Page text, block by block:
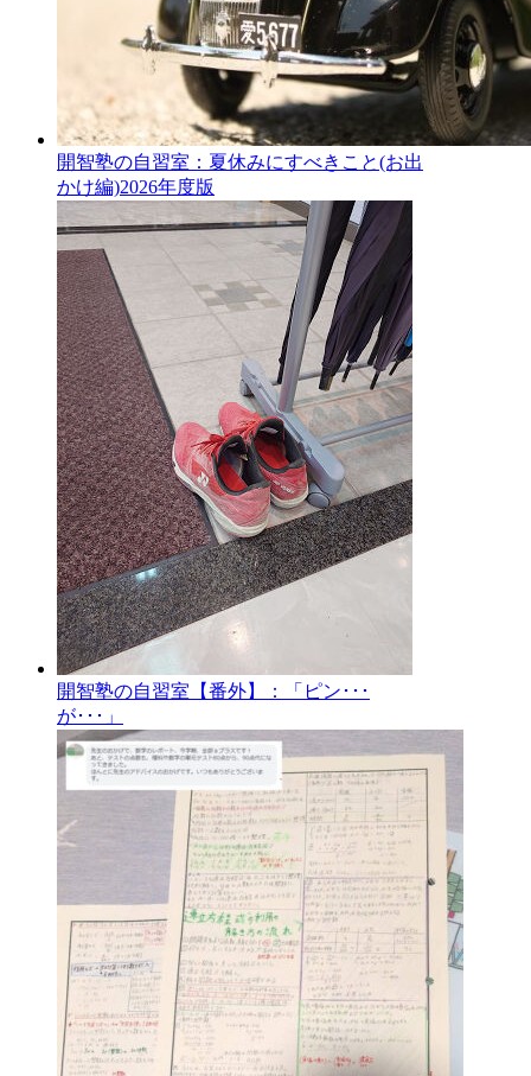
開智塾の自習室：夏休みにすべきこと(お出
かけ編)2026年度版
開智塾の自習室【番外】：「ピン･･･
が･･･」